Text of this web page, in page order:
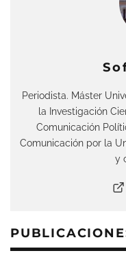
Periodista. Máster
la Investigación
Comunicación
Comunicación por la
y